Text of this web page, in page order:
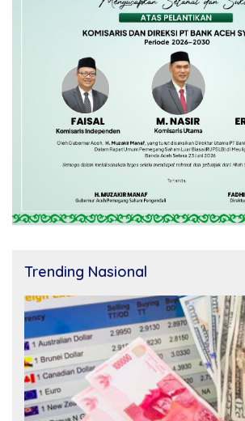
Trending Nasional